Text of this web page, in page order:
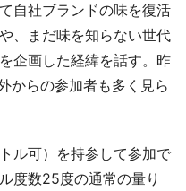
自社ブランドの味を復活
、まだ味を知らない世代
企画した経緯を話す。昨
からの参加者も多く見ら
ル可）を持参して参加で
度数25度の通常の量り